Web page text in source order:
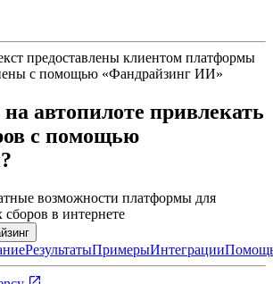
предоставлены клиентом платформы
с помощью «Фандрайзинг ИИ»
автопилоте привлекать
с помощью
возможности платформы для
в интернете
РезультатыПримерыИнтеграции